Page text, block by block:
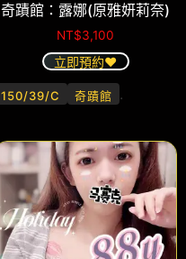
奇蹟館：露娜(原雅妍莉奈)
NT$3,100
立即預約❤️
150/39/C 奇蹟館 .